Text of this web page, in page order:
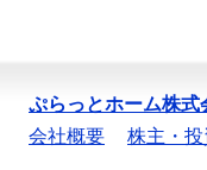
ぷらっとホーム株式
会社概要
株主・投